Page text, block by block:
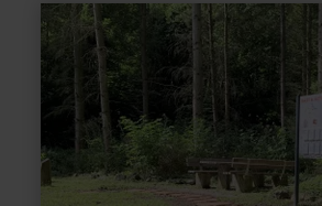
meer
informatie
over:
Steinerlebnispfad
Maria
Laach